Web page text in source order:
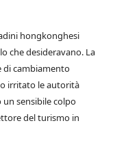
hongkonghesi
che desideravano. La
di cambiamento
irritato le autorità
sensibile colpo
del turismo in